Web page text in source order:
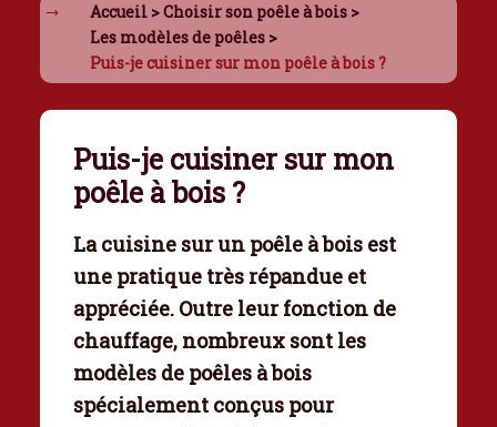
Accueil>Choisir son poêle à bois>
Les modèles de poêles>
Puis-je cuisiner sur mon poêle à bois ?
Puis-je cuisiner sur mon
poêle à bois ?
Lacuisine sur un poêle à bois est
une pratique très répandue et
appréciée. Outre leur fonction de
chauffage, nombreux sont les
modèles de poêles à bois
spécialement conçus pour